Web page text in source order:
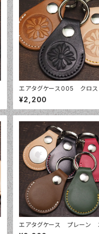
エアタグケース005 クロ
アタグカバー オーダーメ
本革レザー AirTag 栃木
ー 姫路レザー
¥2,200
エアタグケース プレーン
タグカバー オーダーメイド